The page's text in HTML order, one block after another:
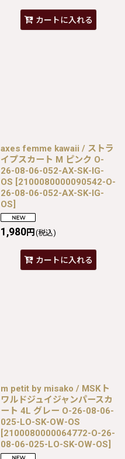
カートに入れる
axes femme kawaii / ストラ
イプスカート M ピンク O-
26-08-06-052-AX-SK-IG-
OS [2100080000090542-O-
26-08-06-052-AX-SK-IG-
OS]
1,980円 (税込)
カートに入れる
m petit by misako / MSKト
ワルドジュイジャンパースカ
ート 4L グレー O-26-08-06-
025-LO-SK-OW-OS
[2100080000064772-O-26-
08-06-025-LO-SK-OW-OS]